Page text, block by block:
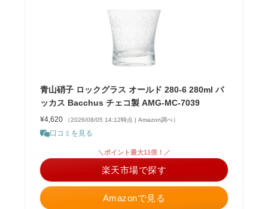
青山硝子 ロックグラス オールド 280-6 280ml バ
ッカス Bacchus チェコ製 AMG-MC-7039
¥4,620 （2026/08/05 14:12時点 | Amazon調べ）
口コミを見る
Amazonで見る
＼ポイント最大11倍！／
楽天市場で探す